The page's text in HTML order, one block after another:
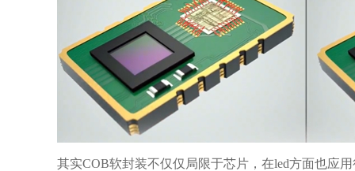
其实COB软封装不仅仅局限于芯片，在led方面也应